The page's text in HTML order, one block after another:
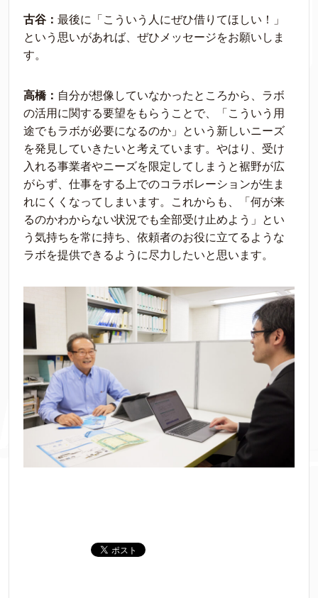
古谷： 最後に「こういう人にぜひ借りてほしい！」
という思いがあれば、ぜひメッセージをお願いしま
す。
高橋： 自分が想像していなかったところから、ラボ
の活用に関する要望をもらうことで、「こういう用
途でもラボが必要になるのか」という新しいニーズ
を発見していきたいと考えています。やはり、受け
入れる事業者やニーズを限定してしまうと裾野が広
がらず、仕事をする上でのコラボレーションが生ま
れにくくなってしまいます。これからも、「何が来
るのかわからない状況でも全部受け止めよう」とい
う気持ちを常に持ち、依頼者のお役に立てるような
ラボを提供できるように尽力したいと思います。